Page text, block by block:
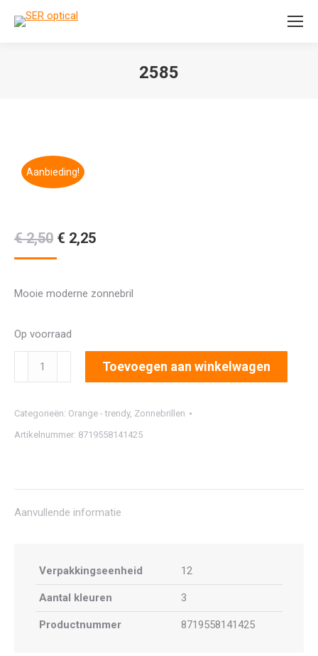
Search:
2585
Aanbieding!
€2,50 Oorspronkelijke
prijs
€ 2,50.
€ 2,25Huidige
€ 2,25.
Mooie moderne zonnebril
Op voorraad
aantal
Toevoegen aan winkelwagen
Categorieën: Orange - trendy, Zonnebrillen
Artikelnummer: 8719558141425
Aanvullende informatie
Verpakkingseenheid 12
Aantal kleuren 3
Productnummer 8719558141425